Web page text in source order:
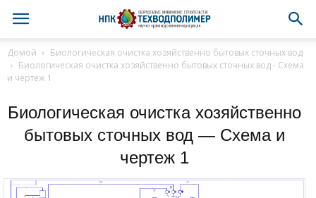
Домой
Биологическая очистка хозяйственно бытовых сточных вод
Биологическая очистка хозяйственно бытовых сточных вод - Схема
и чертеж 1
Биологическая очистка хозяйственно
бытовых сточных вод — Схема и
чертеж 1